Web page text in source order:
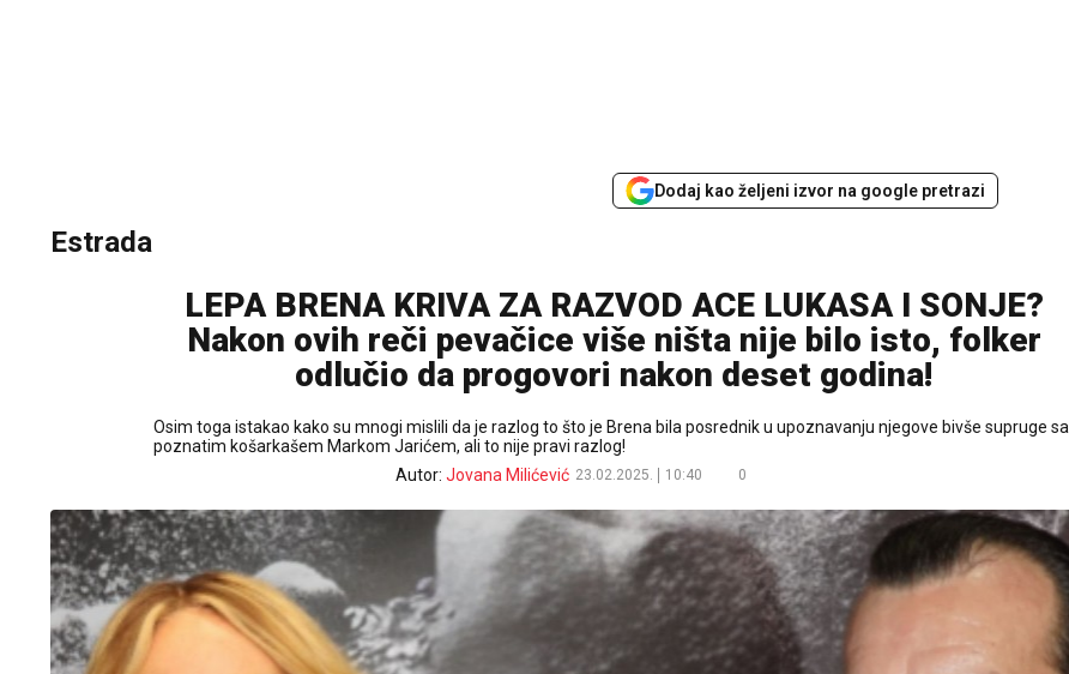
Dodaj kao željeni izvor na google pretrazi
Estrada
LEPA BRENA KRIVA ZA RAZVOD ACE LUKASA I SONJE?
Nakon ovih reči pevačice više ništa nije bilo isto, folker
odlučio da progovori nakon deset godina!
Osim toga istakao kako su mnogi mislili da je razlog to što je Brena bila posrednik u upoznavanju njegove bivše supruge sa
poznatim košarkašem Markom Jarićem, ali to nije pravi razlog!
Autor: Jovana Milićević 23.02.2025. 10:40 0